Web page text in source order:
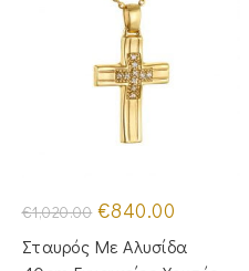
€1,020.00 Original
price
was:
€1,020.00.
€840.00
τιμή
είναι:
Σταυρός Mε Aλυσίδα